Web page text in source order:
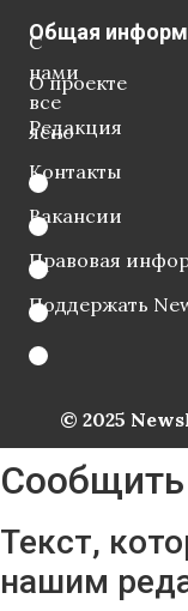
С
нами
все
ясно
Общая
О проекте
Редакция
Контакты
Вакансии
Правовая
Поддержать
© 2025
Сообщить
Текст,
нашим